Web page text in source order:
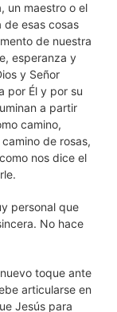
un maestro o el
de esas cosas
de nuestra
esperanza y
y Señor
por Él y por su
a partir
camino,
de rosas,
nos dice el
personal que
No hace
toque ante
articularse en
Jesús para